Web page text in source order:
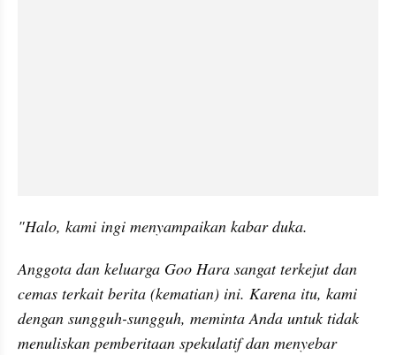
"Halo, kami ingi menyampaikan kabar duka.
Anggota dan keluarga Goo Hara sangat terkejut dan
cemas terkait berita (kematian) ini. Karena itu, kami
dengan sungguh-sungguh, meminta Anda untuk tidak
menuliskan pemberitaan spekulatif dan menyebar